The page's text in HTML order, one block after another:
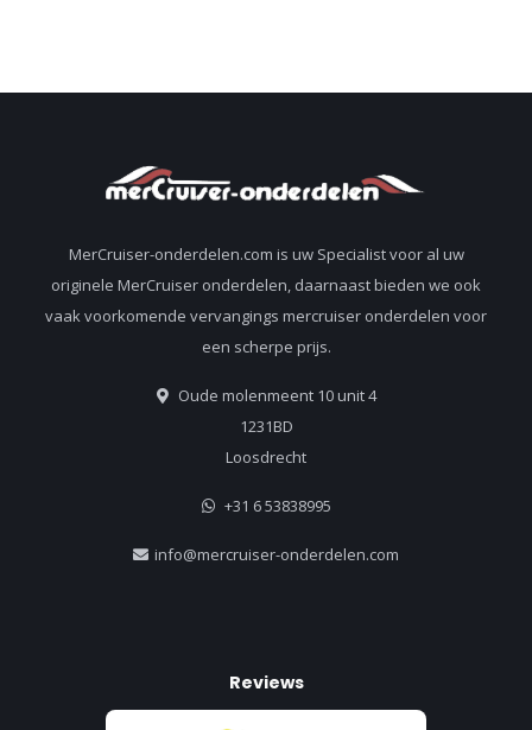
MerCruiser-onderdelen.com is uw Specialist voor al uw
originele MerCruiser onderdelen, daarnaast bieden we ook
vaak voorkomende vervangings mercruiser onderdelen voor
een scherpe prijs.
Oude molenmeent 10 unit 4
1231BD
Loosdrecht
+31 6 53838995
info@mercruiser-onderdelen.com
Reviews